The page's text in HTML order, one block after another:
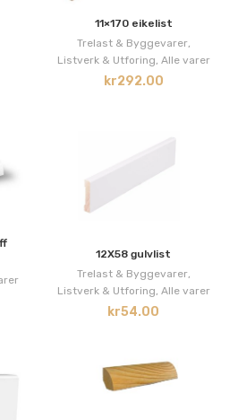
11×170 eikelist
Trelast & Byggevarer,
Listverk & Utforing, Alle varer
kr292.00
12X58 gulvlist
Trelast & Byggevarer,
Listverk & Utforing, Alle varer
kr54.00